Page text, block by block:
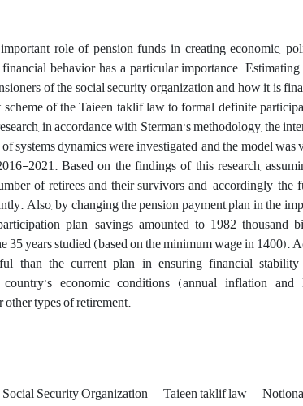
role of pension funds in creating economic,
behavior has a particular importance.
of the social security organization and how it is
of the Taieen taklif law to formal definite
in accordance with Sterman's methodology, the
systems dynamics were investigated, and the model was
2021. Based on the findings of this research,
of retirees and their survivors and, accordingly,
Also, by changing the pension payment plan in the
plan, savings amounted to 1982
35 years studied (based on the minimum wage in 1400).
than the current plan in ensuring financial
country's economic conditions (annual inflation
types of retirement.
Social Security Organization Taieen taklif law